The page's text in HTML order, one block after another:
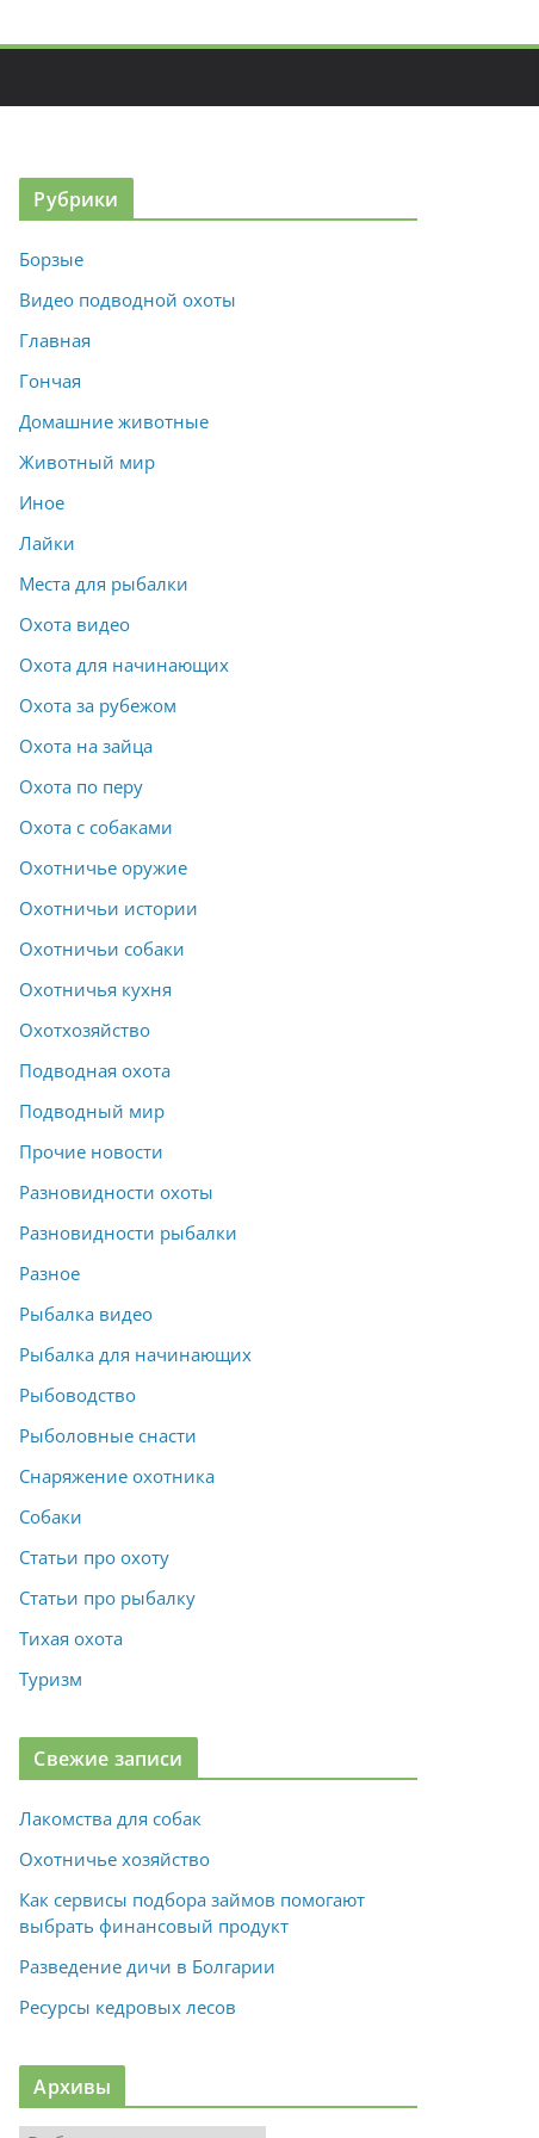
Рубрики
Борзые
Видео подводной охоты
Главная
Гончая
Домашние животные
Животный мир
Иное
Лайки
Места для рыбалки
Охота видео
Охота для начинающих
Охота за рубежом
Охота на зайца
Охота по перу
Охота с собаками
Охотничье оружие
Охотничьи истории
Охотничьи собаки
Охотничья кухня
Охотхозяйство
Подводная охота
Подводный мир
Прочие новости
Разновидности охоты
Разновидности рыбалки
Разное
Рыбалка видео
Рыбалка для начинающих
Рыбоводство
Рыболовные снасти
Снаряжение охотника
Собаки
Статьи про охоту
Статьи про рыбалку
Тихая охота
Туризм
Свежие записи
Лакомства для собак
Охотничье хозяйство
Как сервисы подбора займов помогают
выбрать финансовый продукт
Разведение дичи в Болгарии
Ресурсы кедровых лесов
Архивы